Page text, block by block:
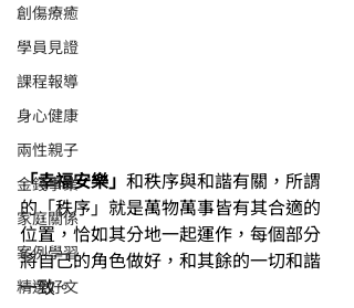
創傷療癒
學員見證
課程報導
身心健康
兩性親子
金錢事業
家庭關係
案例學習
精選好文
「幸福安樂」 和秩序與和諧有關，所謂
的「秩序」就是萬物萬事皆有其合適的
位置，恰如其分地一起運作，每個部分
將自己的角色做好，和其餘的一切和諧
一致。